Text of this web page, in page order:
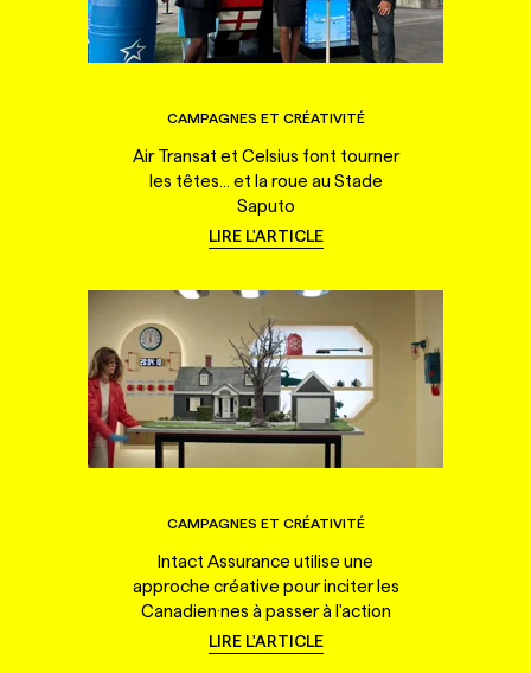
CAMPAGNES ET CRÉATIVITÉ
Air Transat et Celsius font tourner
les têtes... et la roue au Stade
Saputo
LIRE L'ARTICLE
CAMPAGNES ET CRÉATIVITÉ
Intact Assurance utilise une
approche créative pour inciter les
Canadien·nes à passer à l'action
LIRE L'ARTICLE